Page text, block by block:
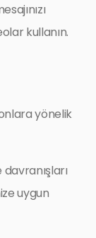
kullanın.
yönelik
uygun